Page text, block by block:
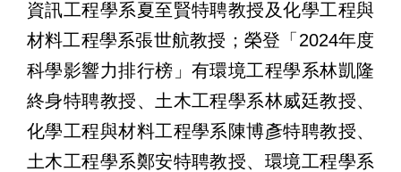
資訊工程學系夏至賢特聘教授及化學工程與
材料工程學系張世航教授；榮登「 2024年度
科學影響力排行榜」有環境工程學系林凱隆
終身特聘教授、土木工程學系林威廷教授、
化學工程與材料工程學系陳博彥特聘教授、
土木工程學系鄭安特聘教授、環境工程學系